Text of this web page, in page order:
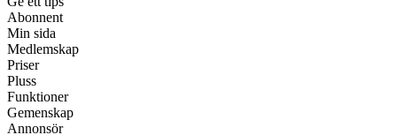
Abonnent
Min sida
Medlemskap
Priser
Pluss
Funktioner
Gemenskap
Annonsör